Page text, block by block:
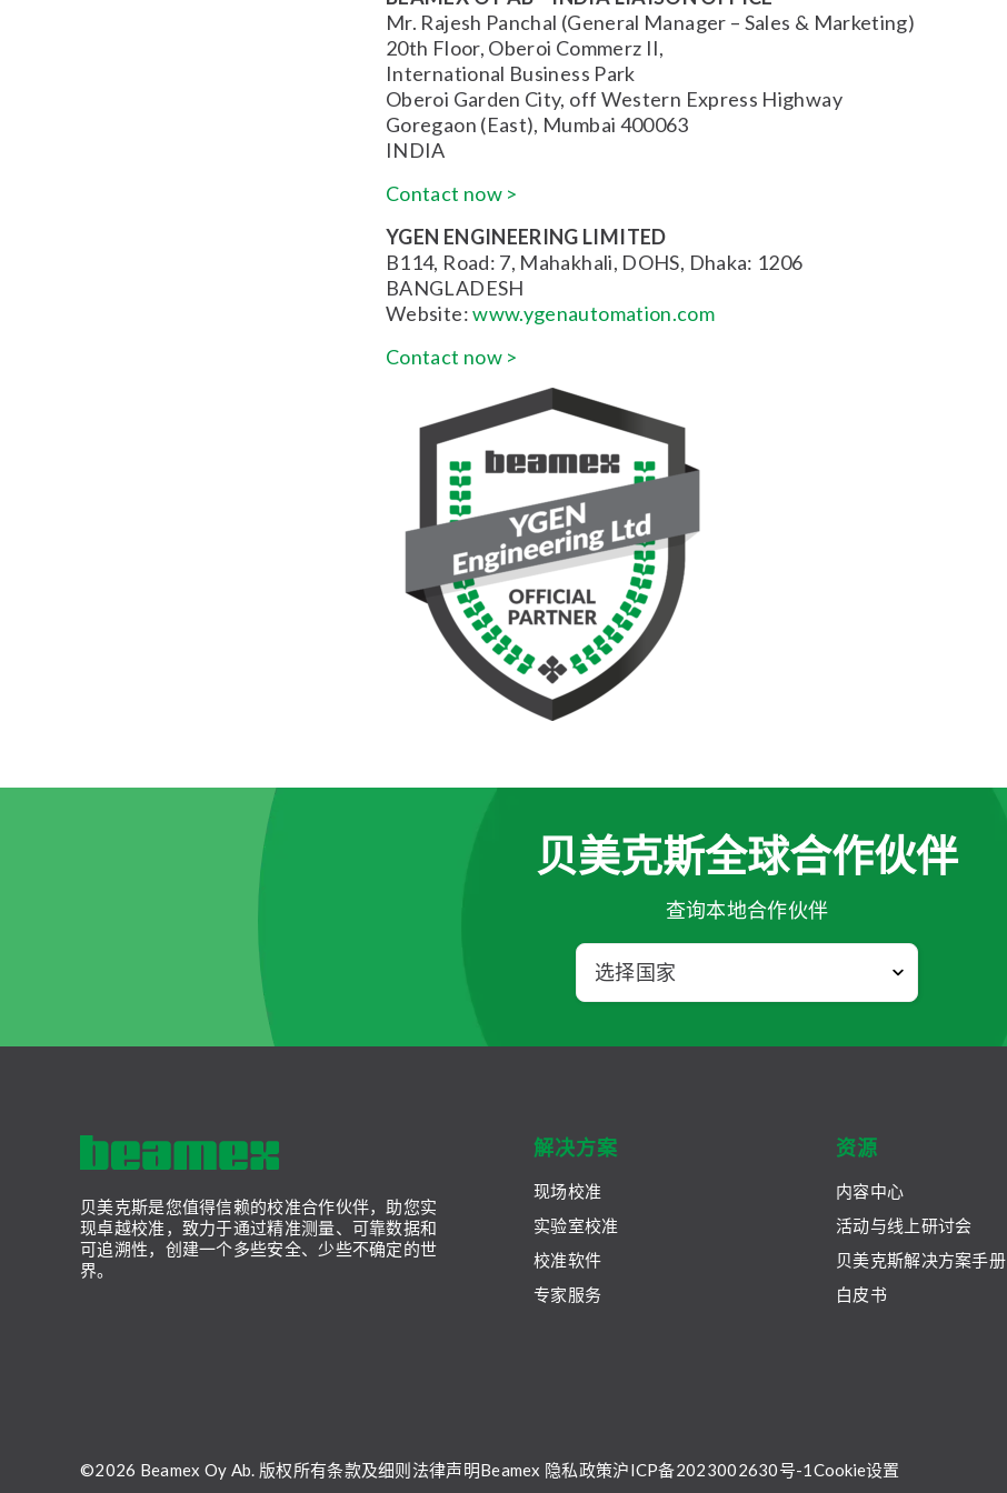
Mr. Rajesh Panchal (General Manager – Sales & Marketing)
20th Floor, Oberoi Commerz II,
International Business Park
Oberoi Garden City, off Western Express Highway
Goregaon (East), Mumbai 400063
INDIA
Contact now >
YGEN ENGINEERING LIMITED
B114, Road: 7, Mahakhali, DOHS, Dhaka: 1206
BANGLADESH
Website:www.ygenautomation.com
Contact now >
贝美克斯全球合作伙伴
查询本地合作伙伴
贝美克斯是您值得信赖的校准合作伙伴，助您实
现卓越校准，致力于通过精准测量、可靠数据和
可追溯性，创建一个多些安全、少些不确定的世
界。
解决方案
现场校准
实验室校准
校准软件
专家服务
资源
内容中心
活动与线上研讨会
贝美克斯解决方案手册
白皮书
©2026 Beamex Oy Ab. 版权所有条款及细则法律声明Beamex 隐私政策沪ICP备2023002630号-1Cookie设置